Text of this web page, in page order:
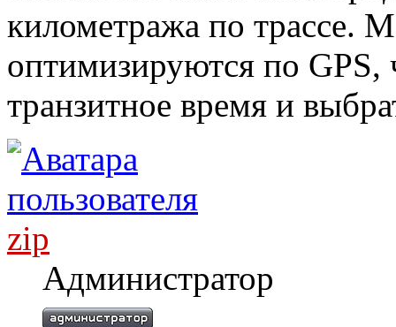
километража по трассе.
оптимизируются по GPS,
транзитное время и
zip
Администратор